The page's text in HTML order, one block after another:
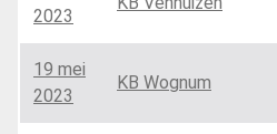
2023
19 mei
2023
KB Wognum